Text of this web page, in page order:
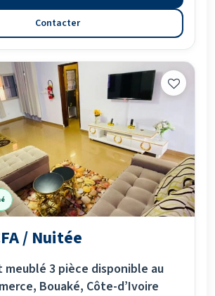
Contacter
/ Nuitée
3 pièce disponible au
Bouaké, Côte-d’Ivoire